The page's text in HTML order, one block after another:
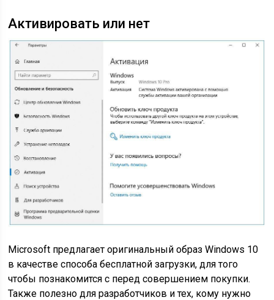
Активировать или нет
Microsoft предлагает оригинальный образ Windows 10
в качестве способа бесплатной загрузки, для того
чтобы познакомится с перед совершением покупки.
Также полезно для разработчиков и тех, кому нужно